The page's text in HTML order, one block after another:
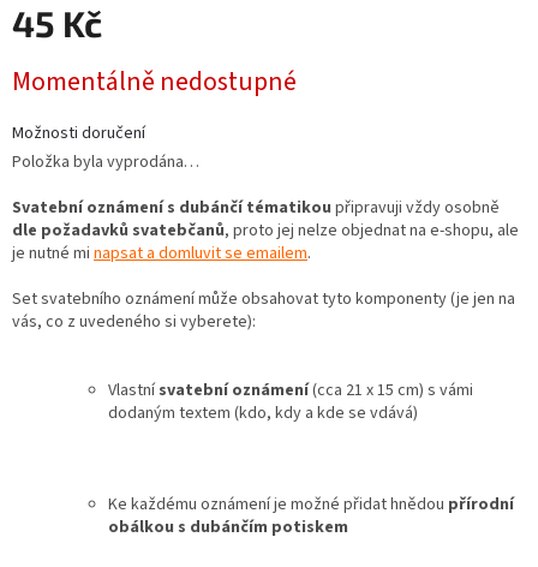
45 Kč
cena:
Momentálně nedostupné
Možnosti doručení
Položka byla vyprodána…
Svatební oznámení s dubánčí tématikou připravuji vždy osobně
dle požadavků svatebčanů, proto jej nelze objednat na e-shopu, ale
je nutné mi napsat a domluvit se emailem.
Set svatebního oznámení může obsahovat tyto komponenty (je jen na
vás, co z uvedeného si vyberete):
Vlastnísvatební oznámení(cca 21 x 15 cm) s vámi
dodaným textem (kdo, kdy a kde se vdává)
Ke každému oznámení je možné přidat hnědou přírodní
obálkou s dubánčím potiskem